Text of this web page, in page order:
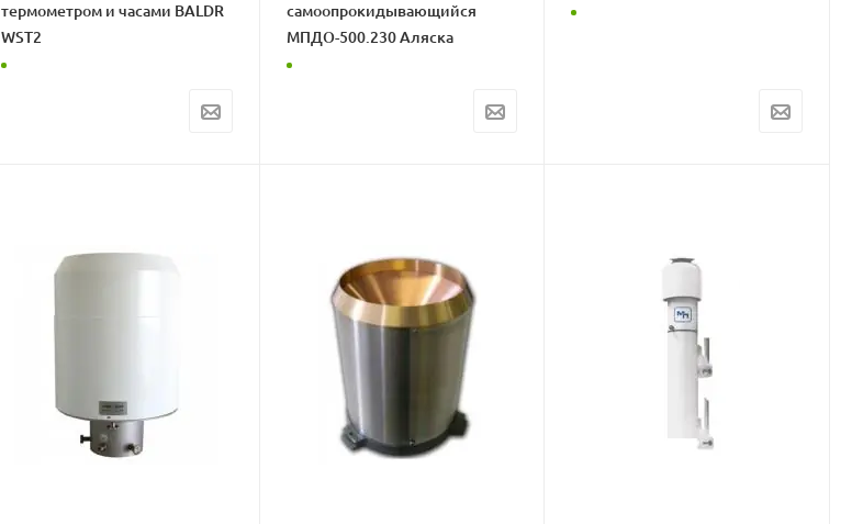
термометром и часами BALDR
WST2
самоопрокидывающийся
МПДО-500.230 Аляска